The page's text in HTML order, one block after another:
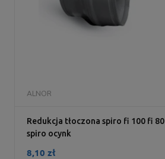
Redukcja tłoczona spiro fi 100 fi 80
spiro ocynk
ALNOR
8,10 zł